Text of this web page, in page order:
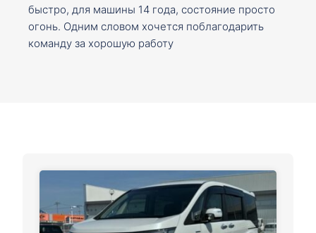
быстро, для машины 14 года, состояние просто
огонь. Одним словом хочется поблагодарить
команду за хорошую работу